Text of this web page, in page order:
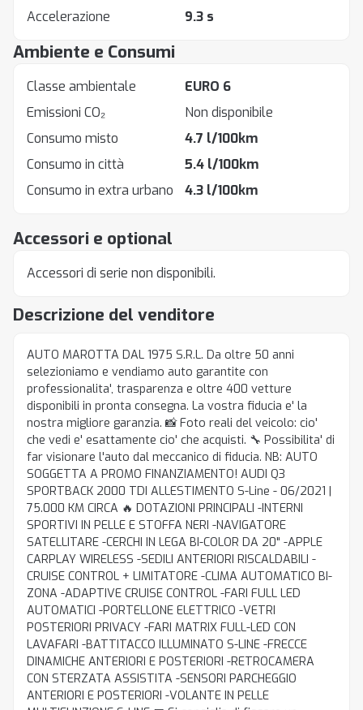
Descrizione del venditore
AUTO MAROTTA DAL 1975 S.R.L. Da oltre 50 anni
selezioniamo e vendiamo auto garantite con
professionalita', trasparenza e oltre 400 vetture
disponibili in pronta consegna. La vostra fiducia e' la
nostra migliore garanzia. 📸 Foto reali del veicolo: cio'
che vedi e' esattamente cio' che acquisti. 🔧 Possibilita' di
far visionare l'auto dal meccanico di fiducia. NB: AUTO
SOGGETTA A PROMO FINANZIAMENTO! AUDI Q3
SPORTBACK 2000 TDI ALLESTIMENTO S-Line - 06/2021 |
75.000 KM CIRCA 🔥 DOTAZIONI PRINCIPALI -INTERNI
SPORTIVI IN PELLE E STOFFA NERI -NAVIGATORE
SATELLITARE -CERCHI IN LEGA BI-COLOR DA 20" -APPLE
CARPLAY WIRELESS -SEDILI ANTERIORI RISCALDABILI -
CRUISE CONTROL + LIMITATORE -CLIMA AUTOMATICO BI-
ZONA -ADAPTIVE CRUISE CONTROL -FARI FULL LED
AUTOMATICI -PORTELLONE ELETTRICO -VETRI
POSTERIORI PRIVACY -FARI MATRIX FULL-LED CON
LAVAFARI -BATTITACCO ILLUMINATO S-LINE -FRECCE
DINAMICHE ANTERIORI E POSTERIORI -RETROCAMERA
CON STERZATA ASSISTITA -SENSORI PARCHEGGIO
ANTERIORI E POSTERIORI -VOLANTE IN PELLE
Accessori e optional
Accessori di serie non disponibili.
Accelerazione 9.3 s
Ambiente e Consumi
Classe ambientale
EURO 6
Emissioni CO₂
Non disponibile
Consumo misto
4.7 l/100km
Consumo in città
5.4 l/100km
Consumo in extra urbano
4.3 l/100km